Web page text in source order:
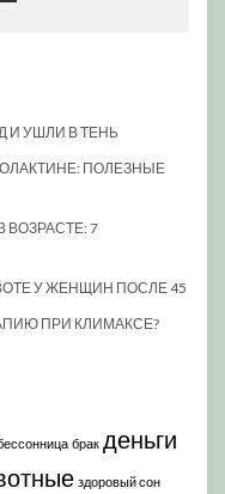
И УШЛИ В ТЕНЬ
ПОЛЕЗНЫЕ
ВОЗРАСТЕ: 7
У ЖЕНЩИН ПОСЛЕ 45
ПРИ КЛИМАКСЕ?
брак деньги
здоровый сон